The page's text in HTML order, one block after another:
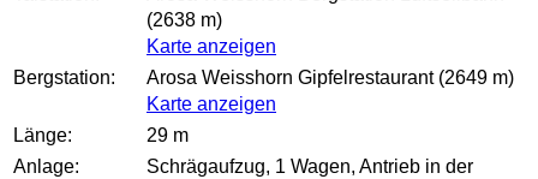
(2638 m)
Karte anzeigen
Bergstation:
Arosa Weisshorn Gipfelrestaurant (2649 m)
Karte anzeigen
Länge:
29 m
Anlage:
Schrägaufzug, 1 Wagen, Antrieb in der